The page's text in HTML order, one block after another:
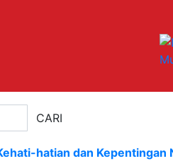
CARI
hatian dan Kepentingan